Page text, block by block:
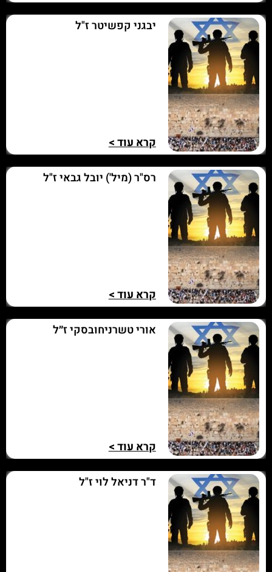
יבגני קפשיטר ז"ל
קרא עוד >
רס"ר (מיל') יובל גבאי ז"ל
קרא עוד >
אורי טשרניחובסקי ז״ל
קרא עוד >
ד"ר דניאל לוי ז"ל